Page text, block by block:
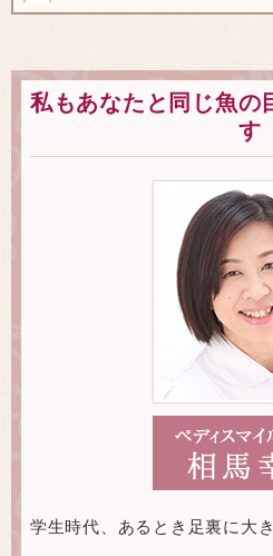
私もあなたと同じ魚の
す
学生時代、あるとき足裏に大